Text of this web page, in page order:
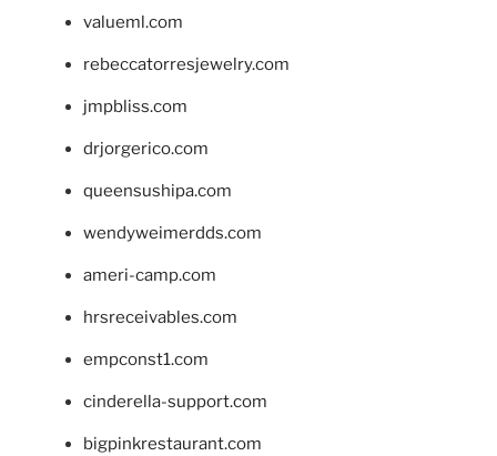
valueml.com
rebeccatorresjewelry.com
jmpbliss.com
drjorgerico.com
queensushipa.com
wendyweimerdds.com
ameri-camp.com
hrsreceivables.com
empconst1.com
cinderella-support.com
bigpinkrestaurant.com